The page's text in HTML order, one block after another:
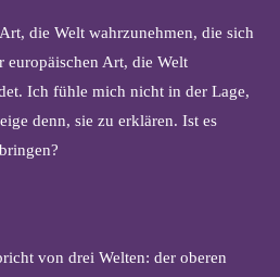
die Welt wahrzunehmen, die sich
Art, die Welt
Ich fühle mich nicht in der Lage,
denn, sie zu erklären. Ist es
von drei Welten: der oberen